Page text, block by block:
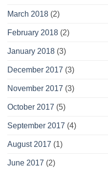
March 2018 (2)
February 2018 (2)
January 2018 (3)
December 2017 (3)
November 2017 (3)
October 2017 (5)
September 2017 (4)
August 2017 (1)
June 2017 (2)